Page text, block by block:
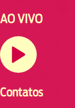
AO VIVO
Contatos